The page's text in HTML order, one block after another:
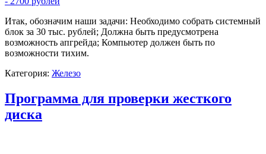
Итак, обозначим наши задачи: Необходимо собрать системный
блок за 30 тыс. рублей; Должна быть предусмотрена
возможность апгрейда; Компьютер должен быть по
возможности тихим.
Категория: Железо
Программа для проверки жесткого
диска